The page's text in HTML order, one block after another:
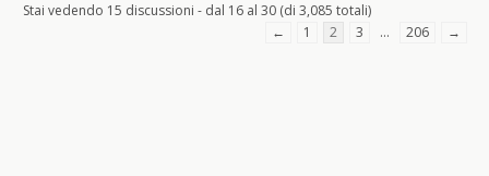
Stai vedendo 15 discussioni - dal 16 al 30 (di 3,085 totali)
←
1 2 3 … 206 →